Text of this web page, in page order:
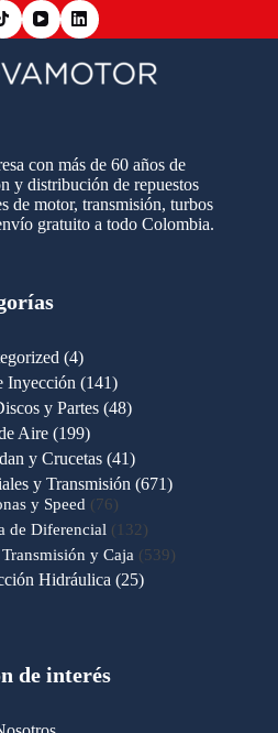
con más de 60 años de
y distribución de repuestos
de motor, transmisión, turbos
gratuito a todo Colombia.
44
productos
Inyección 141141
productos
y Partes 4848
Aire 199199
productos
y Crucetas 4141
productos
y Transmisión 671671
y Speed 7676
productos
de Diferencial 132 132
productos
y Caja 539539
Hidráulica 2525
Cummins 723
de interés